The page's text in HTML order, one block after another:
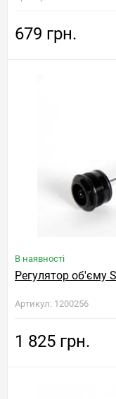
679 грн.
В наявності
Регулятор об'єму
Артикул: 1200256
1 825 грн.